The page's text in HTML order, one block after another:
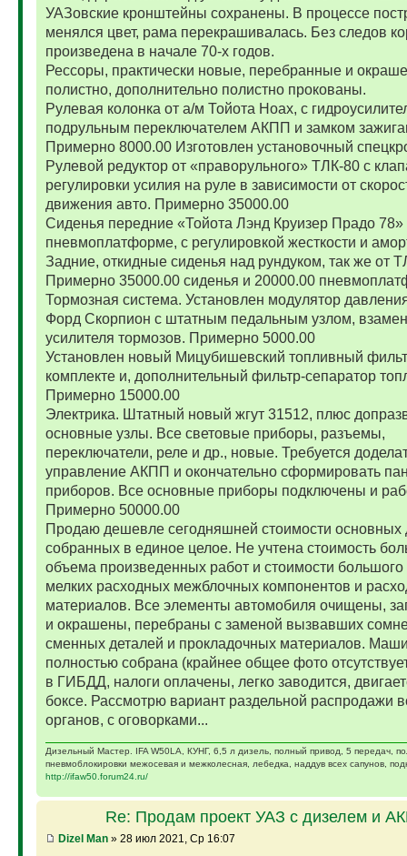
УАЗовские кронштейны сохранены. В процессе
менялся цвет, рама перекрашивалась. Без следов
произведена в начале 70-х годов.
Рессоры, практически новые, перебранные и
полистно, дополнительно полистно прокованы.
Рулевая колонка от а/м Тойота Ноах, с
подрульным переключателем АКПП и замком
Примерно 8000.00 Изготовлен установочный
Рулевой редуктор от «праворульного» ТЛК-80 с
регулировки усилия на руле в зависимости от
движения авто. Примерно 35000.00
Сиденья передние «Тойота Лэнд Круизер Прадо 78»
пневмоплатформе, с регулировкой жесткости и
Задние, откидные сиденья над рундуком, так же от
Примерно 35000.00 сиденья и 20000.00
Тормозная система. Установлен модулятор
Форд Скорпион с штатным педальным узлом, взамен
усилителя тормозов. Примерно 5000.00
Установлен новый Мицубишевский топливный
комплекте и, дополнительный фильтр-сепаратор
Примерно 15000.00
Электрика. Штатный новый жгут 31512, плюс
основные узлы. Все световые приборы, разъемы,
переключатели, реле и др., новые. Требуется
управление АКПП и окончательно сформировать
приборов. Все основные приборы подключены и
Примерно 50000.00
Продаю дешевле сегодняшней стоимости основных
собранных в единое целое. Не учтена стоимость
объема произведенных работ и стоимости большого
мелких расходных межблочных компонентов и
материалов. Все элементы автомобиля очищены,
и окрашены, перебраны с заменой вызвавших
сменных деталей и прокладочных материалов.
полностью собрана (крайнее общее фото
в ГИБДД, налоги оплачены, легко заводится,
боксе. Рассмотрю вариант раздельной распродажи
органов, с оговорками...
Дизельный Мастер. IFA W50LA, КУНГ, 6,5 л дизель, полный привод, 5 передач,
пневмоблокировки межосевая и межколесная, лебедка, наддув всех сапунов,
http://ifaw50.forum24.ru/
Re: Продам проект УАЗ с дизелем и
Dizel Man» 28 июл 2021, Ср 16:07